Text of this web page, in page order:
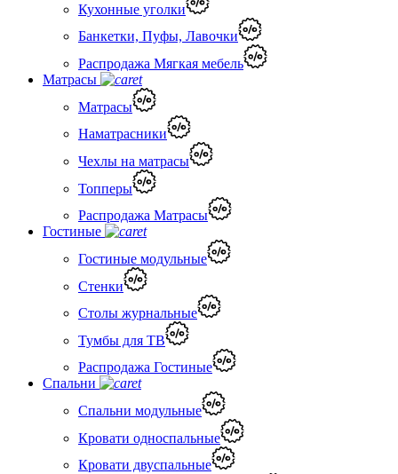
Кухонные уголки
Банкетки, Пуфы, Лавочки
Распродажа Мягкая мебель
Матрасы
Матрасы
Наматрасники
Чехлы на матрасы
Топперы
Распродажа Матрасы
Гостиные
Гостиные модульные
Стенки
Столы журнальные
Тумбы для ТВ
Распродажа Гостиные
Спальни
Спальни модульные
Кровати односпальные
Кровати двуспальные